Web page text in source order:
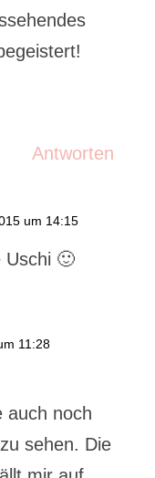
Antworten
um 14:15
Uschi 🙂
11:28
auch noch
sehen. Die